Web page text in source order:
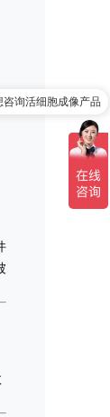
咨询活细胞成像产品